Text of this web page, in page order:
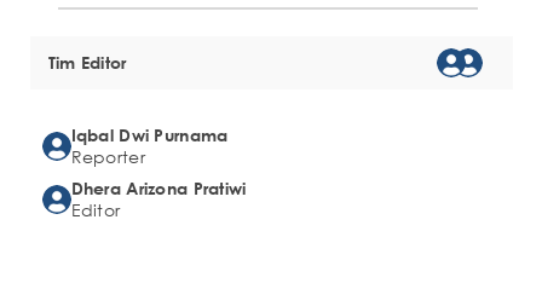
Tim Editor
Iqbal Dwi Purnama
Reporter
Dhera Arizona Pratiwi
Editor